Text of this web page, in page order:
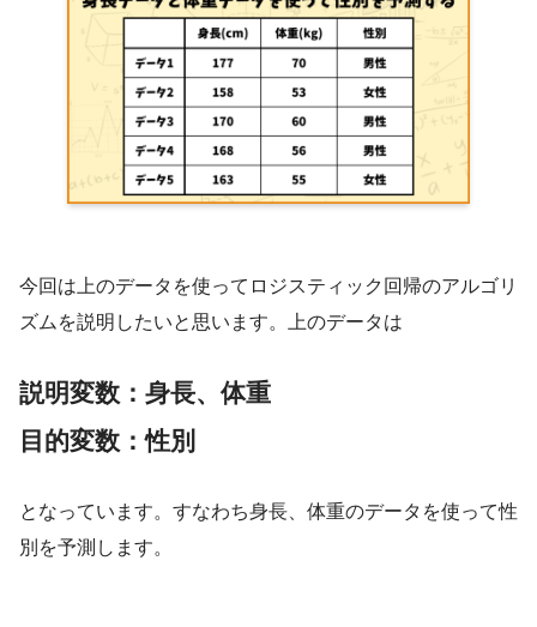
今回は上のデータを使ってロジスティック回帰のアルゴリ
ズムを説明したいと思います。上のデータは
説明変数：身長、体重
目的変数：性別
となっています。すなわち身長、体重のデータを使って性
別を予測します。